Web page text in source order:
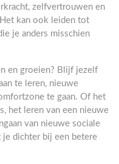
zelfvertrouwen en
kan ook leiden tot
je anders misschien
en groeien? Blijf jezelf
te leren, nieuwe
te gaan. Of het
het leren van een nieuwe
van nieuwe sociale
dichter bij een betere